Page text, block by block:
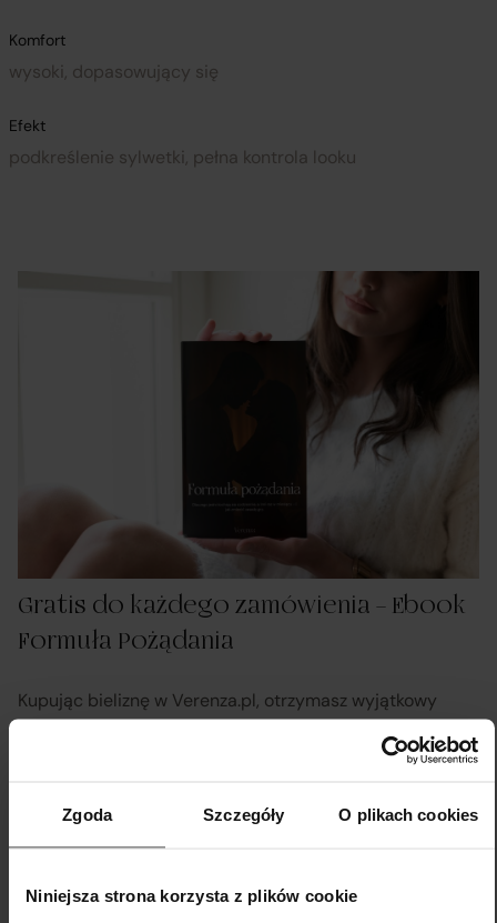
Zgoda Szczegóły O plikach cookies
Niniejsza strona korzysta z plików cookie
Komfort
wysoki, dopasowujący się
Efekt
podkreślenie sylwetki, pełna kontrola looku
Gratis do każdego zamówienia – Ebook
Formuła Pożądania
Kupując bieliznę w Verenza.pl, otrzymasz wyjątkowy
prezent – ebook Formuła Pożądania. To 40 stron
inspiracji, sekretów i praktycznych wskazówek, które
inne raz w miesiącu – i jak odmienić zasady gry w swojej
relacji.